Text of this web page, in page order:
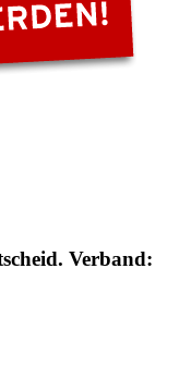
Verband: